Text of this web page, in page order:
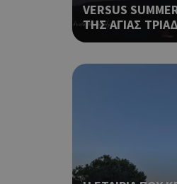
VERSUS
ΤΗΣ ΑΓΙΑΣ